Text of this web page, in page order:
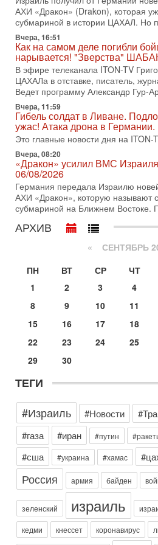
31-07-2026, 17:00
Тайны закрытых дверей: о
молчат Трамп и Нетаньяху?
Недавний визит премьер-
Нетаньяху в США и его встреча с
оставили больше вопросов, чем
31-07-2026, 15:18
Иран готовит покушение на
хочет эскалации, но КСИР
В эфире телеканала ITON-TV
по вопросам безопасности,
Международного управления
Битва за разоружение
31/07/2026
Сегодня президент США Дональд
достижении исторического
разоружении ХАМАСа и других
Иран доведет Трампа до
оценка от военного
Ситуация вокруг противостояния
с каждым днем. Почему Трамп в
отменил решение о нанесении
30-07-2026, 16:54
Покупатель авиакомпании
запретить полеты по субботам!
Вокруг возможной продажи
разгорается громкий конфликт.
Трамп готовит удар по Ирану
возможность масштабной
Сегодня, 16:55
Арабо-еврейская партия
появится...
Может ли в Израиле появиться
еврейский политический альянс?
политическим раскладом сил,
Вчера, 17:49
Оснащен ли израильский
оружием?
Израиль получил от Германии
АХИ «Дракон» (Drakon), которая
субмариной в истории ЦАХАЛ. Но
АХИ «Дракон» (Drakon), которая
субмариной в истории ЦАХАЛ. Но
Вчера, 16:51
Как на самом деле погибли
нарывается! "Зверства"
В эфире телеканала ITON-TV
ЦАХАЛа в отставке, писатель,
Ведет программу Александр Гур-
Вчера, 11:59
Гибель солдат в Ливане.
ужас! Атака дрона в
Это главные новости дня на ITON-
Вчера, 08:20
«Дракон» усилил ВМС
06/08/2026
Германия передала Израилю
АХИ «Дракон», которую называют
субмариной на Ближнем Востоке.
АРХИВ
« СЕНТЯБРЬ
ПН
ВТ СР ЧТ
1
2 3 4
8
9 10 11
15
16 17 18
22
23 24 25
29
30
ТЕГИ
#Израиль
#Новости
#газа #иран #путин
#сша #украина #хамас
Россия армия байден
зеленский израиль
кедми кнессет коронавирус